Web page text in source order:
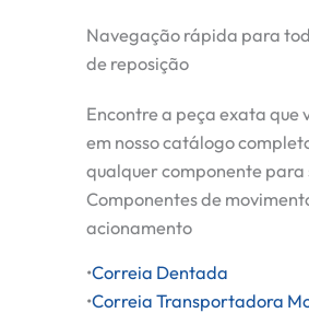
Navegação rápida para
de reposição
Encontre a peça exata que
em nosso catálogo
qualquer componente para
Componentes de
acionamento
•Correia Dentada
•Correia Transportadora